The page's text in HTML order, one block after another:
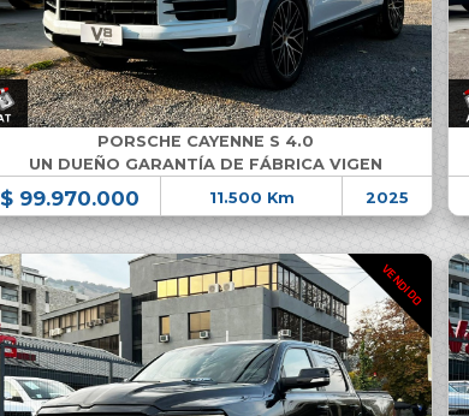
PORSCHE CAYENNE S 4.0
UN DUEÑO GARANTÍA DE FÁBRICA VIGEN
$ 99.970.000 11.500 Km 2025
VENDIDO